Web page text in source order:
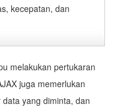
kecepatan, dan
melakukan pertukaran
juga memerlukan
yang diminta, dan